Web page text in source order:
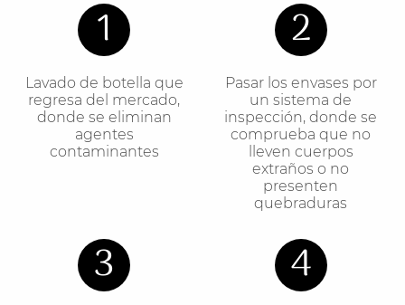
1
Lavado de botella que
regresa del mercado,
donde se eliminan
agentes
contaminantes
2
Pasar los envases por
un sistema de
inspección, donde se
comprueba que no
lleven cuerpos
extraños o no
presenten
quebraduras
3 4